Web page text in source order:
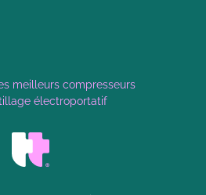
meilleurs compresseurs
électroportatif